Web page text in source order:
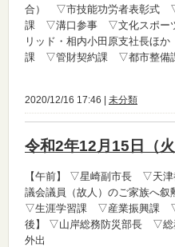
合） ▽市技能功労者表彰式
課 ▽溝口参事 ▽文化スポー
リッド・相内小田原支社長
課 ▽管財契約課 ▽都市整備
2020/12/16 17:46 | 未分類
令和2年12月15日（火
【午前】
▽星崎副市長 ▽天
議会議員（故人）のご家族へ
▽生涯学習課 ▽産業振興課
後】
▽山岸総務防災部長 ▽
外出